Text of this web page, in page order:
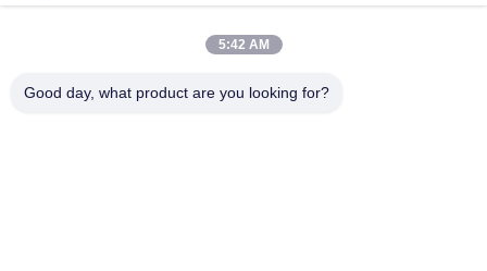
Vogelhaus-
5:42 AM
Good day, what product are you looking for?